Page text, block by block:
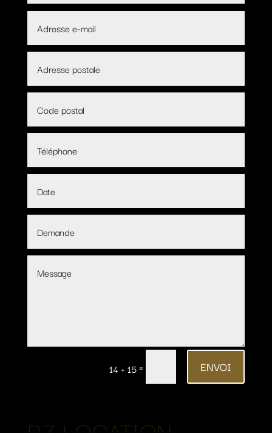
14 + 15= ENVOI